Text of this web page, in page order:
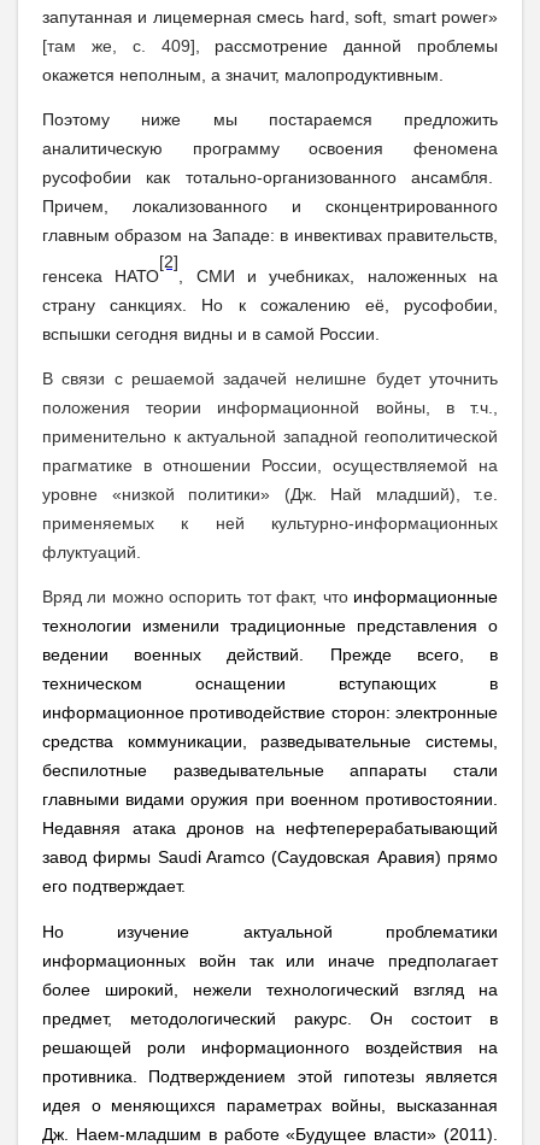
запутанная и лицемерная смесь hard ,soft smart power»
[там же, с. 409] , рассмотрение данной проблемы
окажется неполным, а значит, малопродуктивным.
Поэтому ниже мы постараемся предложить
аналитическую программу освоения феномена
русофобии как тотально-организованного ансамбля.
Причем, локализованного и сконцентрированного
главным образом на Западе: в инвективах правительств,
генсека НАТО
[2]
, СМИ и учебниках, наложенных на
страну санкциях. Но к сожалению её, русофобии,
вспышки сегодня видны и в самой России.
В связи с решаемой задачей нелишне будет уточнить
положения теории информационной войны, в т.ч.,
применительно к актуальной западной геополитической
прагматике в отношении России, осуществляемой на
уровне «низкой политики» (Дж. Най младший), т.е.
применяемых к ней культурно-информационных
флуктуаций.
Вряд ли можно оспорить тот факт, что информационные
технологии изменили традиционные представления о
ведении военных действий. Прежде всего, в
техническом оснащении вступающих в
информационное противодействие сторон: электронные
средства коммуникации, разведывательные системы,
беспилотные разведывательные аппараты стали
главными видами оружия при военном противостоянии.
Недавняя атака дронов на нефтеперерабатывающий
завод фирмы Saudi Aramco (Саудовская Аравия) прямо
его подтверждает.
Но изучение актуальной проблематики
информационных войн так или иначе предполагает
более широкий, нежели технологический взгляд на
предмет, методологический ракурс. Он состоит в
решающей роли информационного воздействия на
противника. Подтверждением этой гипотезы является
идея о меняющихся параметрах войны, высказанная
Дж. Наем-младшим в работе «Будущее власти» (2011).